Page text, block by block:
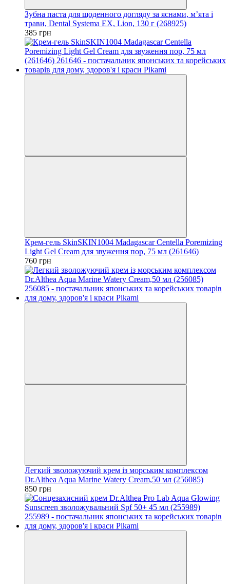
Зубна паста для щоденного догляду за яснами, м’ята і
трави, Dental Systema EX, Lion, 130 г (268925)
385 грн
Крем-гель SkinSKIN1004 Madagascar Centella Poremizing
Light Gel Cream для звуження пор, 75 мл (261646)
760 грн
Легкий зволожуючий крем із морським комплексом
Dr.Althea Aqua Marine Watery Cream,50 мл (256085)
850 грн